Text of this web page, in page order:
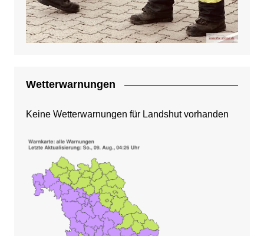
Wetterwarnungen
Keine Wetterwarnungen für Landshut vorhanden